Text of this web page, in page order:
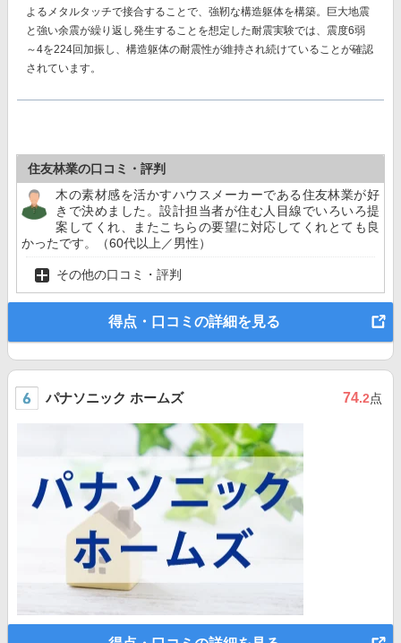
よるメタルタッチで接合することで、強靭な構造躯体を構築。巨大地震
と強い余震が繰り返し発生することを想定した耐震実験では、 震度6弱
～4を224回加振し、構造躯体の耐震性が維持され続けていることが確認
されています。
住友林業の口コミ・評判
木の素材感を活かすハウスメーカーである住友林業が好
きで決めました。設計担当者が住む人目線でいろいろ提
案してくれ、またこちらの要望に対応してくれとても良
かったです。（60代以上／男性）
その他の口コミ・評判
得点・口コミの詳細を見る
パナソニック ホームズ 74.2点